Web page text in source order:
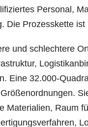
Personal,
Die Prozesskette ist
und schlechtere
Eine 32.000-
Materialien, Raum